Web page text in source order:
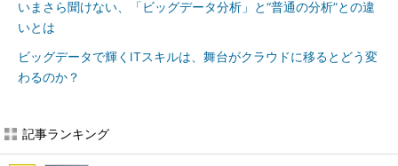
いまさら聞けない、「ビッグデータ分析」と“普通の分析”との違
いとは
ビッグデータで輝くITスキルは、舞台がクラウドに移るとどう変
わるのか？
記事ランキング